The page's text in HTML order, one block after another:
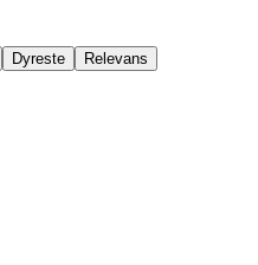
Dyreste
Relevans